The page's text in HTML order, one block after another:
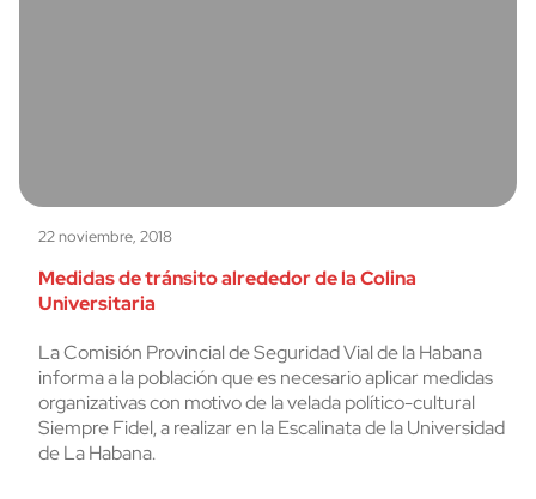
22 noviembre, 2018
Medidas de tránsito alrededor de la Colina
Universitaria
La Comisión Provincial de Seguridad Vial de la Habana
informa a la población que es necesario aplicar medidas
organizativas con motivo de la velada político-cultural
Siempre Fidel, a realizar en la Escalinata de la Universidad
de La Habana.